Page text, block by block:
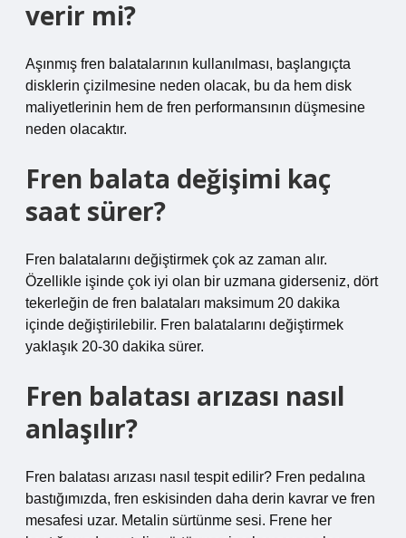
verir mi?
Aşınmış fren balatalarının kullanılması, başlangıçta
disklerin çizilmesine neden olacak, bu da hem disk
maliyetlerinin hem de fren performansının düşmesine
neden olacaktır.
Fren balata değişimi kaç
saat sürer?
Fren balatalarını değiştirmek çok az zaman alır.
Özellikle işinde çok iyi olan bir uzmana giderseniz, dört
tekerleğin de fren balataları maksimum 20 dakika
içinde değiştirilebilir. Fren balatalarını değiştirmek
yaklaşık 20-30 dakika sürer.
Fren balatası arızası nasıl
anlaşılır?
Fren balatası arızası nasıl tespit edilir? Fren pedalına
bastığımızda, fren eskisinden daha derin kavrar ve fren
mesafesi uzar. Metalin sürtünme sesi. Frene her